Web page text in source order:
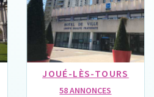
JOUÉ-LÈS-TOURS
58 ANNONCES